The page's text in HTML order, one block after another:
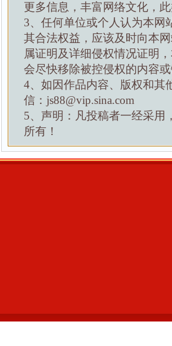
更多信息，丰富网络文化，
3、任何单位或个人认为本网
其合法权益，应该及时向本
属证明及详细侵权情况证明
会尽快移除被控侵权的内容或
4、如因作品内容、版权和其
信：js88@vip.sina.com
5、声明：凡投稿者一经采用
所有！